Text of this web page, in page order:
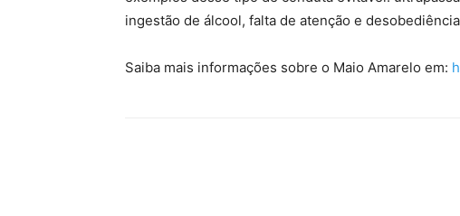
ingestão de álcool, falta de atenção e
Saiba mais informações sobre o Maio Amarelo em: